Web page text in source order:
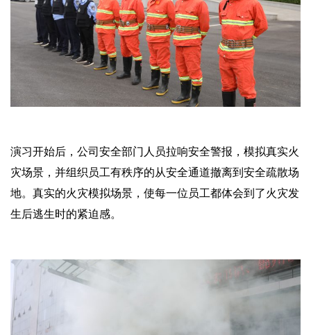
演习开始后，公司安全部门人员拉响安全警报，模拟真实火
灾场景，并组织员工有秩序的从安全通道撤离到安全疏散场
地。真实的火灾模拟场景，使每一位员工都体会到了火灾发
生后逃生时的紧迫感。